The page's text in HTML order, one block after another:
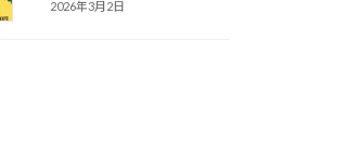
2026年3月2日